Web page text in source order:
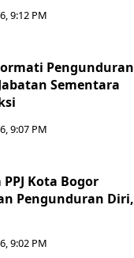
9:12 PM
Pengunduran
Sementara
9:07 PM
Kota Bogor
Pengunduran Diri,
9:02 PM